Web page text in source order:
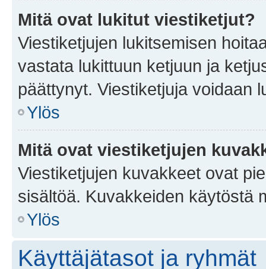
Mitä ovat lukitut viestiketjut?
Viestiketjujen lukitsemisen
vastata lukittuun ketjuun ja
päättynyt. Viestiketjuja voidaan
Ylös
Mitä ovat viestiketjujen
Viestiketjujen kuvakkeet ovat
sisältöä. Kuvakkeiden käytöstä
Ylös
Käyttäjätasot ja ryhmät